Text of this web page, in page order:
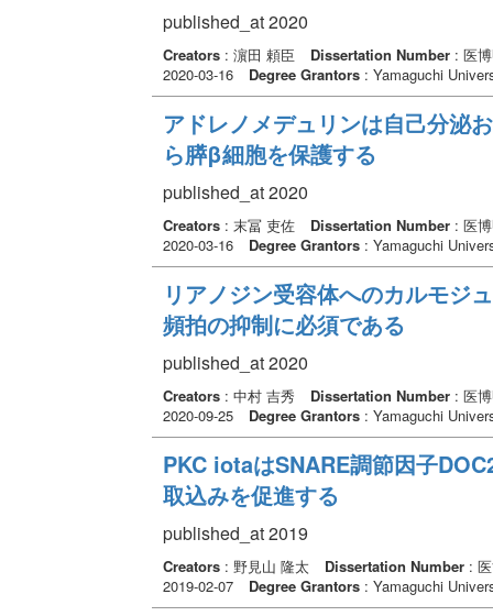
published_at 2020
Creators: 濵田 頼臣 Dissertation Number: 医
2020-03-16
Degree Grantors: Yamaguchi
アドレノメデュリンは自己分泌
ら膵β細胞を保護する
published_at 2020
Creators: 末冨 吏佐 Dissertation Number: 医
2020-03-16
Degree Grantors: Yamaguchi
リアノジン受容体へのカルモジ
頻拍の抑制に必須である
published_at 2020
Creators: 中村 吉秀 Dissertation Number: 医
2020-09-25
Degree Grantors: Yamaguchi
PKC iotaはSNARE調節因子
取込みを促進する
published_at 2019
Creators: 野見山 隆太 Dissertation Number: 医
2019-02-07
Degree Grantors: Yamaguchi